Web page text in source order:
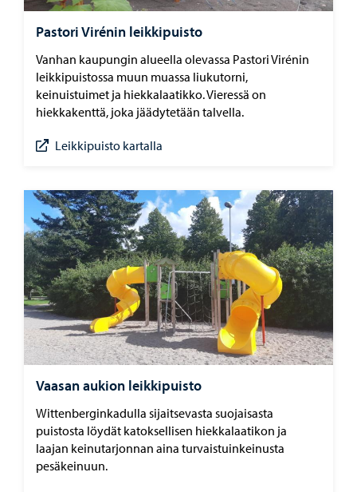
Pastori Virénin leikkipuisto
Vanhan kaupungin alueella olevassa Pastori Virénin
leikkipuistossa muun muassa liukutorni,
keinuistuimet ja hiekkalaatikko. Vieressä on
hiekkakenttä, joka jäädytetään talvella.
Leikkipuisto kartalla
Vaasan aukion leikkipuisto
Wittenberginkadulla sijaitsevasta suojaisasta
puistosta löydät katoksellisen hiekkalaatikon ja
laajan keinutarjonnan aina turvaistuinkeinusta
pesäkeinuun.